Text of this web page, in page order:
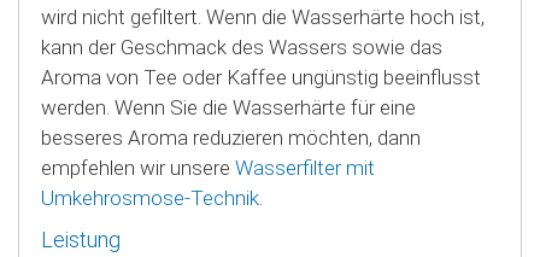
wird nicht gefiltert. Wenn die Wasserhärte hoch ist,
kann der Geschmack des Wassers sowie das
Aroma von Tee oder Kaffee ungünstig beeinflusst
werden. Wenn Sie die Wasserhärte für eine
besseres Aroma reduzieren möchten, dann
empfehlen wir unsere Wasserfilter mit
Umkehrosmose-Technik
Leistung